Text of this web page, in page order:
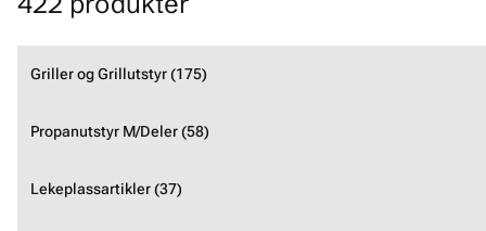
Griller og Grillutstyr (175)
Propanutstyr M/Deler (58)
Lekeplassartikler (37)